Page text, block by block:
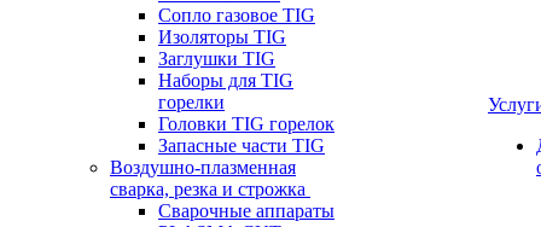
Сопло газовое TIG
Изоляторы TIG
Заглушки TIG
Наборы для TIG
горелки
Головки TIG горелок
Запасные части TIG
Воздушно-плазменная
сварка, резка и строжка
Сварочные аппараты